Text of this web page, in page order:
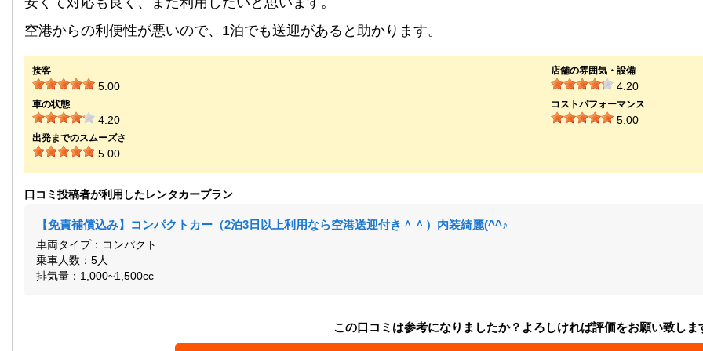
空港からの利便性が悪いので、1泊でも送迎があると助かります。
接客
5.00
店舗の雰囲気・設備
4.20
車の状態
4.20
コストパフォーマンス
5.00
出発までのスムーズさ
5.00
口コミ投稿者が利用したレンタカープラン
【免責補償込み】コンパクトカー（2泊3日以上利用なら空港送迎付き＾＾）内装綺麗(^^♪
車両タイプ：コンパクト
乗車人数：5人
排気量：1,000~1,500cc
この口コミは参考になりましたか？よろしければ評価をお願い致しま